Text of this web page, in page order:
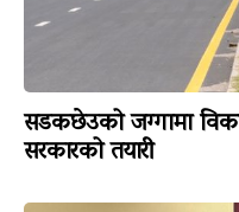
सडकछेउको जग्गामा
सरकारको तयारी